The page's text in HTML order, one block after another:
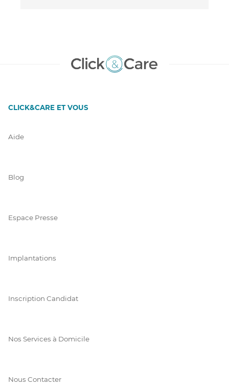
CLICK&CARE ET VOUS
Aide
Blog
Espace Presse
Implantations
Inscription Candidat
Nos Services à Domicile
Nous Contacter